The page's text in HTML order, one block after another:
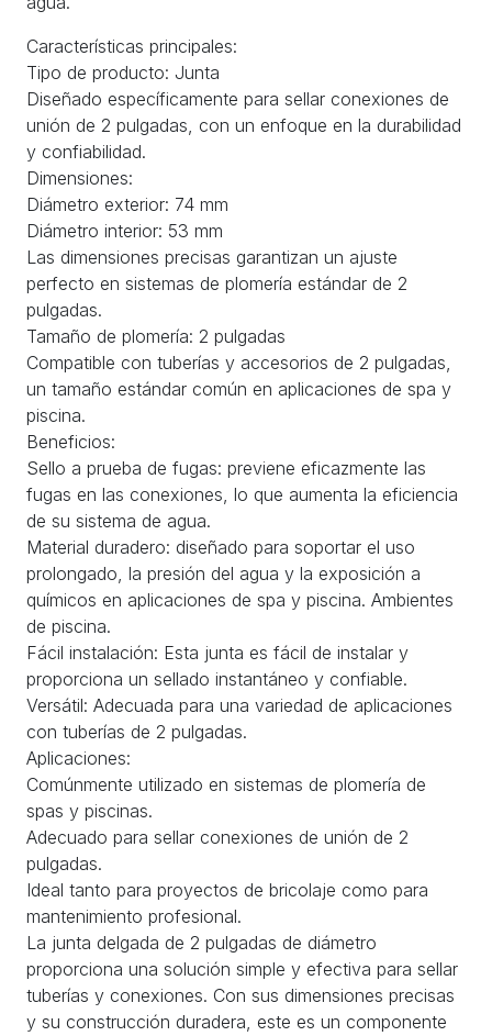
Características principales:
Tipo de producto: Junta
Diseñado específicamente para sellar conexiones de
unión de 2 pulgadas, con un enfoque en la durabilidad
y confiabilidad.
Dimensiones:
Diámetro exterior: 74 mm
Diámetro interior: 53 mm
Las dimensiones precisas garantizan un ajuste
perfecto en sistemas de plomería estándar de 2
pulgadas.
Tamaño de plomería: 2 pulgadas
Compatible con tuberías y accesorios de 2 pulgadas,
un tamaño estándar común en aplicaciones de spa y
piscina.
Beneficios:
Sello a prueba de fugas: previene eficazmente las
fugas en las conexiones, lo que aumenta la eficiencia
de su sistema de agua.
Material duradero: diseñado para soportar el uso
prolongado, la presión del agua y la exposición a
químicos en aplicaciones de spa y piscina. Ambientes
de piscina.
Fácil instalación: Esta junta es fácil de instalar y
proporciona un sellado instantáneo y confiable.
Versátil: Adecuada para una variedad de aplicaciones
con tuberías de 2 pulgadas.
Aplicaciones:
Comúnmente utilizado en sistemas de plomería de
spas y piscinas.
Adecuado para sellar conexiones de unión de 2
pulgadas.
Ideal tanto para proyectos de bricolaje como para
mantenimiento profesional.
La junta delgada de 2 pulgadas de diámetro
proporciona una solución simple y efectiva para sellar
tuberías y conexiones. Con sus dimensiones precisas
y su construcción duradera, este es un componente